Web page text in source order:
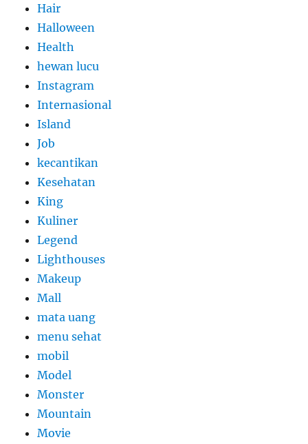
Hair
Halloween
Health
hewan lucu
Instagram
Internasional
Island
Job
kecantikan
Kesehatan
King
Kuliner
Legend
Lighthouses
Makeup
Mall
mata uang
menu sehat
mobil
Model
Monster
Mountain
Movie